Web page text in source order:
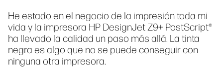
He estado en el negocio de la impresión toda mi
vida y la impresora HP DesignJet Z9+ PostScript®
ha llevado la calidad un paso más allá. La tinta
negra es algo que no se puede conseguir con
ninguna otra impresora.